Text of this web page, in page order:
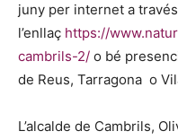
juny per internet a
l’enllaç https://
cambrils-2/ o bé
de Reus, Tarragona o
L’alcalde de Cambrils,